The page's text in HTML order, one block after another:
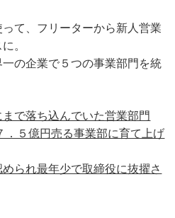
て、フリーターから新人営業
。
の企業で５つの事業部門を統
で落ち込んでいた営業部門
．５億円売る事業部に育て上げ
られ最年少で取締役に抜擢さ